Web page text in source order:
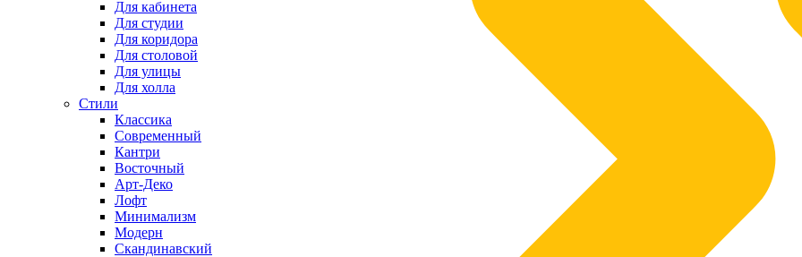
Для кабинета
Для студии
Для коридора
Для столовой
Для улицы
Для холла
Стили
Классика
Современный
Кантри
Восточный
Арт-Деко
Лофт
Минимализм
Модерн
Скандинавский